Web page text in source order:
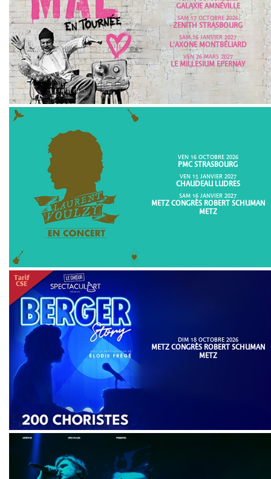
GALAXIE AMNÉVILLE
SAM 17 OCTOBRE 2026
ZENITH STRASBOURG
SAM 16 JANVIER 2027
L'AXONE MONTBÉLIARD
VEN 26 MARS 2027
LE MILLESIUM EPERNAY
VEN 16 OCTOBRE 2026
PMC STRASBOURG
VEN 15 JANVIER 2027
CHAUDEAU LUDRES
SAM 16 JANVIER 2027
METZ CONGRÈS ROBERT SCHUMAN
METZ
DIM 18 OCTOBRE 2026
METZ CONGRÈS ROBERT SCHUMAN
METZ